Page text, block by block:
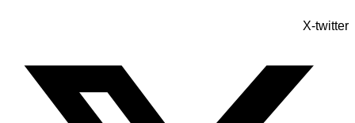
X-twitter